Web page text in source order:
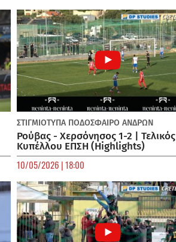
ΣΤΙΓΜΙΟΤΥΠΑ ΠΟΔΌΣΦΑΙΡΟ ΑΝΔΡΏΝ
Ρούβας - Χερσόνησος 1-2 | Τελικός
Κυπέλλου ΕΠΣΗ (Highlights)
10/05/2026 | 18:00